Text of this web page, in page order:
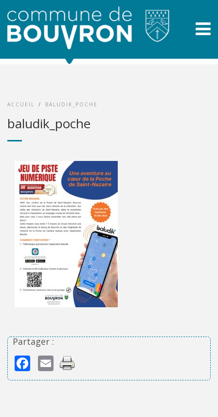
ACCUEIL / BALUDIK_POCHE
baludik_poche
Partager :
Facebook
Email